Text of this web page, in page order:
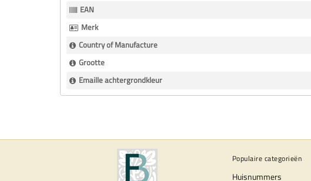
Informatie
EAN
Merk
Country of Manufacture
Grootte
Emaille achtergrondkleur
Populaire categorieën
Huisnummers